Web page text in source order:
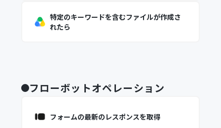
特定のキーワードを含むファイルが作成さ
れたら
フローボットオペレーション
フォームの最新のレスポンスを取得